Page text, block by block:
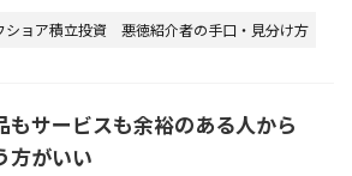
ショア積立投資 悪徳紹介者の手口・見分け方
もサービスも余裕のある人から
方がいい